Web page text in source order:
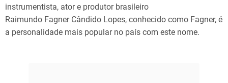
instrumentista, ator e produtor brasileiro
Raimundo Fagner Cândido Lopes, conhecido como Fagner, é
a personalidade mais popular no país com este nome.